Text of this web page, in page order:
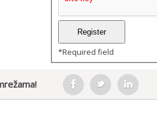
*Required field